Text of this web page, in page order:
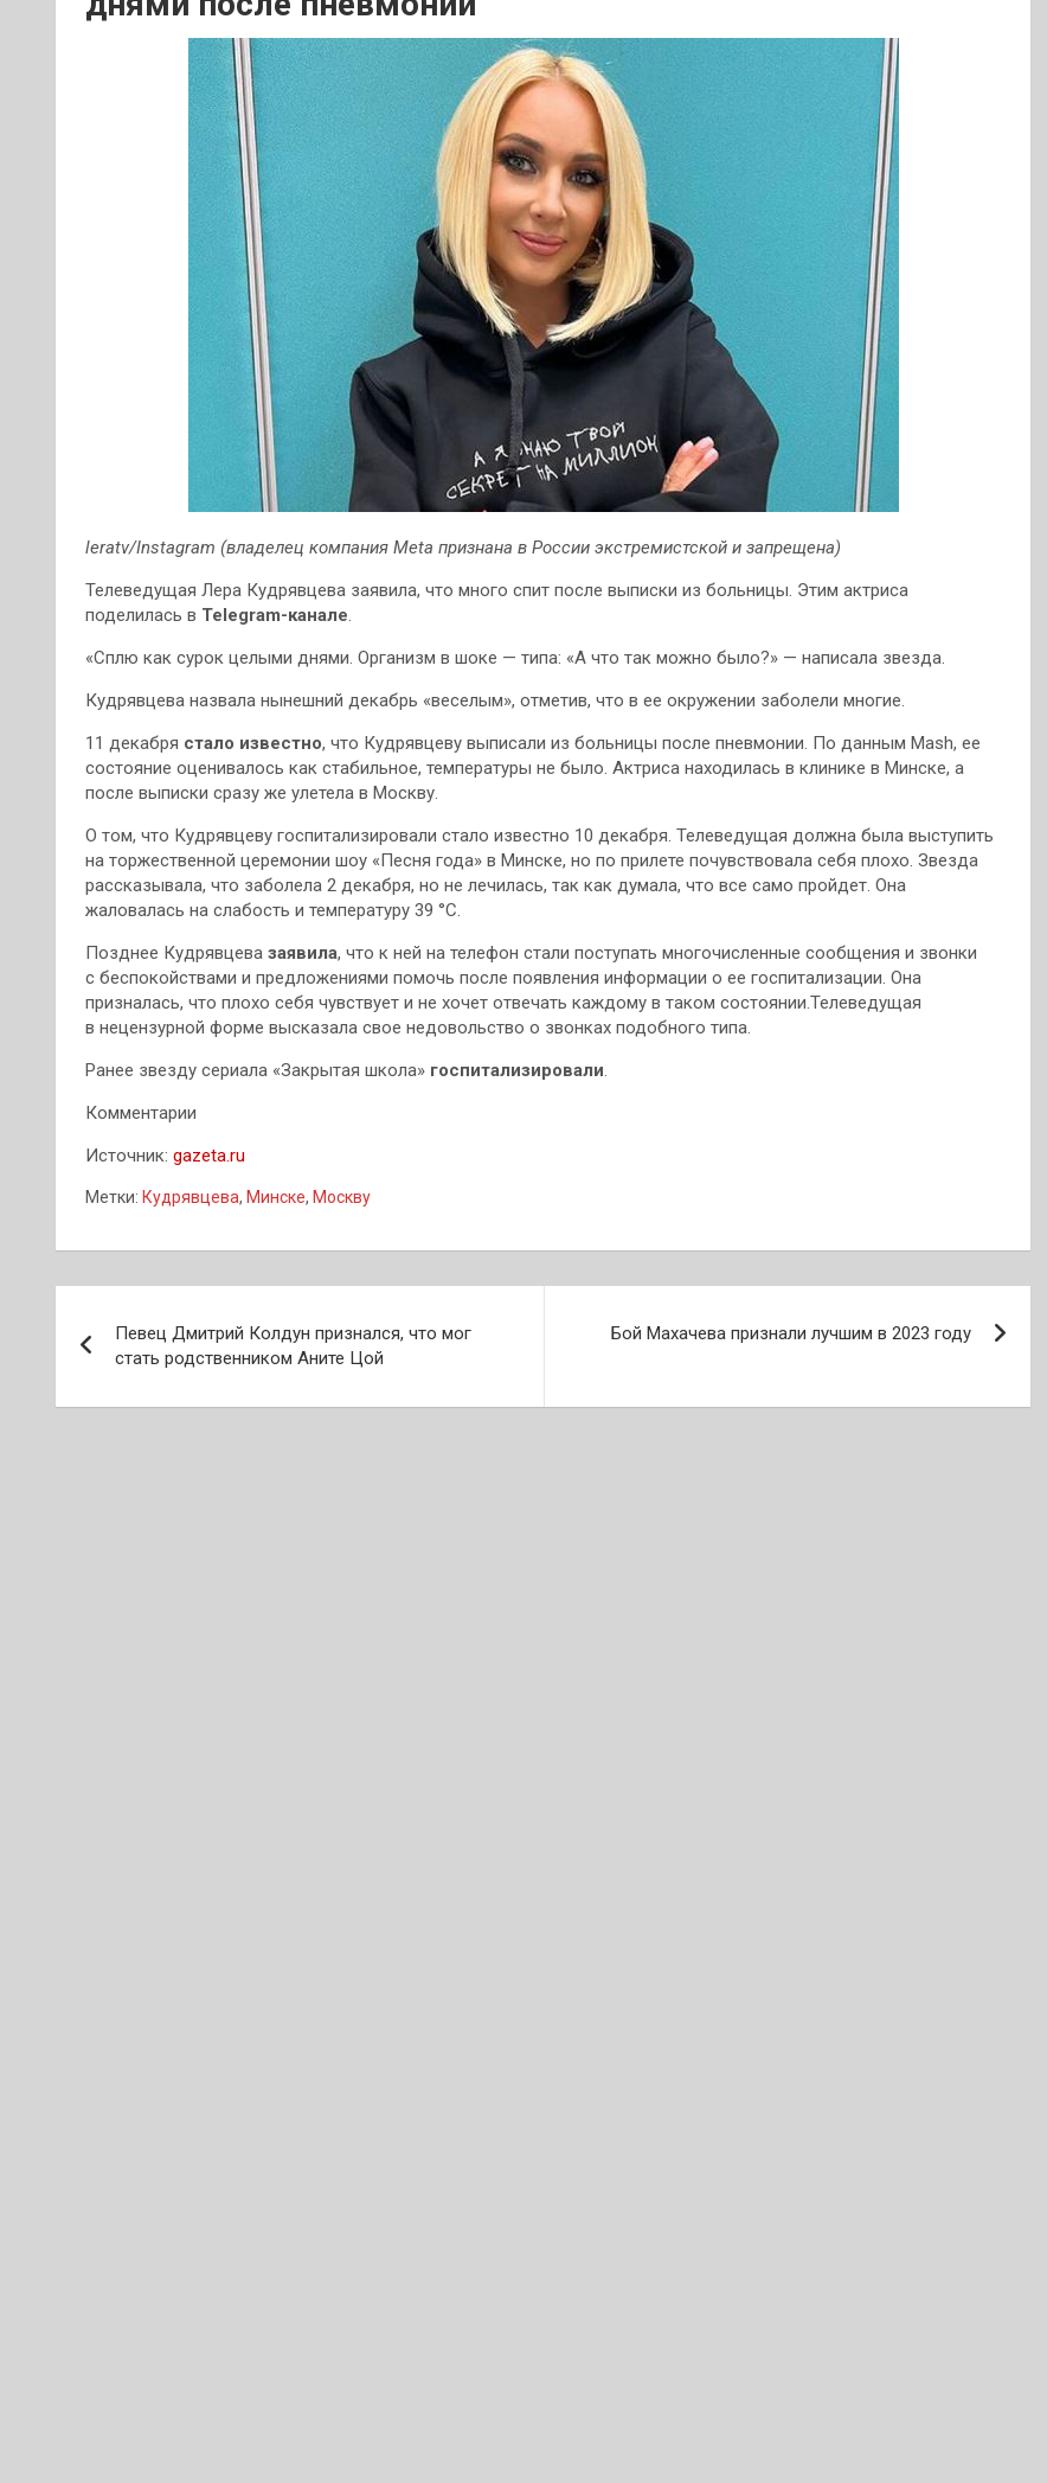
leratv/Instagram (владелец компания Meta признана в России экстремистской и запрещена)
Телеведущая Лера Кудрявцева заявила, что много спит после выписки из больницы. Этим актриса
поделилась в Telegram-канале.
«Сплю как сурок целыми днями. Организм в шоке — типа: «А что так можно было?» — написала звезда.
Кудрявцева назвала нынешний декабрь «веселым», отметив, что в ее окружении заболели многие.
11 декабря стало известно, что Кудрявцеву выписали из больницы после пневмонии. По данным Mash, ее
состояние оценивалось как стабильное, температуры не было. Актриса находилась в клинике в Минске, а
после выписки сразу же улетела в Москву.
О том, что Кудрявцеву госпитализировали стало известно 10 декабря. Телеведущая должна была выступить
на торжественной церемонии шоу «Песня года» в Минске, но по прилете почувствовала себя плохо. Звезда
рассказывала, что заболела 2 декабря, но не лечилась, так как думала, что все само пройдет. Она
жаловалась на слабость и температуру 39 °C.
Позднее Кудрявцева заявила, что к ней на телефон стали поступать многочисленные сообщения и звонки
с беспокойствами и предложениями помочь после появления информации о ее госпитализации. Она
призналась, что плохо себя чувствует и не хочет отвечать каждому в таком состоянии.Телеведущая
в нецензурной форме высказала свое недовольство о звонках подобного типа.
Ранее звезду сериала «Закрытая школа» госпитализировали.
Комментарии
Источник: gazeta.ru
Метки: Кудрявцева, Минске, Москву
по
записям
Певец Дмитрий Колдун признался, что мог
стать родственником Аните Цой
Бой Махачева признали лучшим в 2023 году